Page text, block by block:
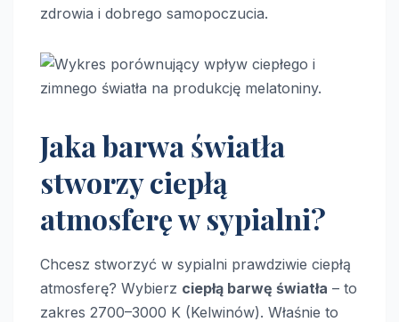
zdrowia i dobrego samopoczucia.
Jaka barwa światła
stworzy ciepłą
atmosferę w sypialni?
Chcesz stworzyć w sypialni prawdziwie ciepłą
atmosferę? Wybierz ciepłą barwę światła – to
zakres 2700–3000 K (Kelwinów). Właśnie to